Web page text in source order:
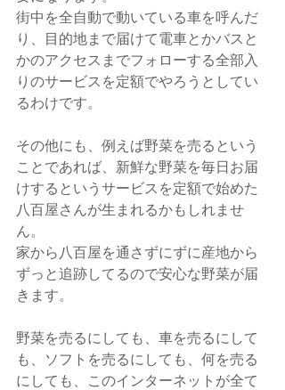
街中を全自動で動いている車を呼んだ
り、目的地まで届けて電車とかバスと
かのアクセスまでフォローする全部入
りのサービスを定額でやろうとしてい
るわけです。
その他にも、例えば野菜を売るという
ことであれば、新鮮な野菜を毎日お届
けするというサービスを定額で始めた
八百屋さんが生まれるかもしれませ
ん。
家から八百屋を通さずにずに産地から
ずっと追跡してるので安心な野菜が届
きます。
野菜を売るにしても、車を売るにして
も、ソフトを売るにしても、何を売る
にしても、このインターネットが全て